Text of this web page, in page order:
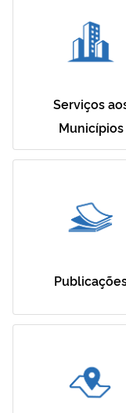
Serviços
Municípios